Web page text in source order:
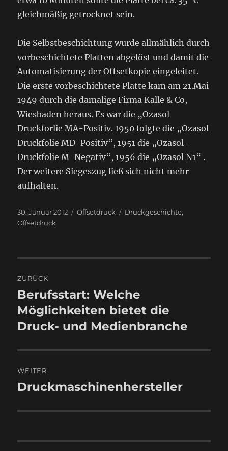
gleichmäßig getrocknet sein.
Die Selbstbeschichtung wurde allmählich durch
vorbeschichtete Platten abgelöst und damit die
Automatisierung der Offsetkopie eingeleitet.
Die erste vorbeschichtete Platte kam am 21.Mai
1949 durch die damalige Firma Kalle & Co,
Wiesbaden heraus. Es war die „Ozasol
Druckforlie MA-Positiv. 1950 folgte die „Ozasol
Druckfolie MD-Positiv“, 1951 die „Ozasol-
Druckfolie M-Negativ“, 1956 die „Ozasol N1“ .
Der weitere Siegeszug ließ sich nicht mehr
aufhalten.
Veröffentlicht
am
30. Januar 2012 Kategorien
Offsetdruck Schlagwörter
Druckgeschichte,
Offsetdruck
ZURÜCK
Vorheriger
Beitrag:
Berufsstart: Welche
Möglichkeiten bietet die
Druck- und Medienbranche
WEITER
Nächster
Druckmaschinenhersteller